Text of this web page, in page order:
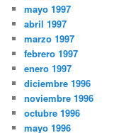
mayo 1997
abril 1997
marzo 1997
febrero 1997
enero 1997
diciembre 1996
noviembre 1996
octubre 1996
mayo 1996